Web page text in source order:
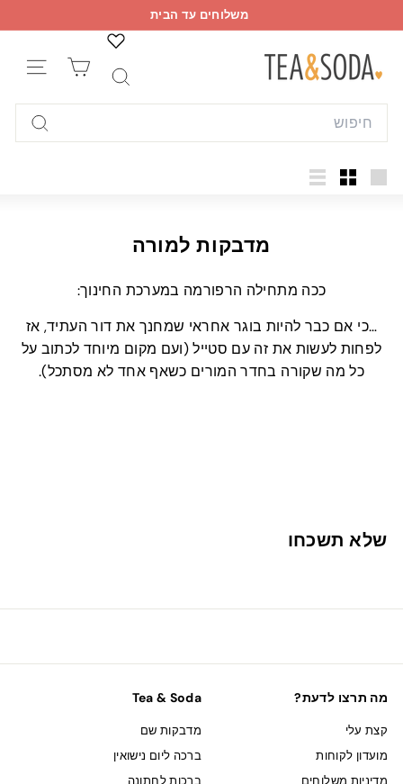
לתוכן
עצור
משלוחים עד הבית
a
t
a
p
e
r
חיפוש
ניווט
חיפוש
מדבקות למורה
ככה מתחילה הרפורמה במערכת החינוך:
…כי אם כבר להיות בוגר אחראי שמחנך את דור העתיד, אז
לפחות לעשות את זה עם סטייל (ועם מקום מיוחד לכתוב על
כל מה שקורה בחדר המורים כשאף אחד לא מסתכל).
שלא תשכחו
מה תרצו לדעת?
קצת עלי
מועדון לקוחות
מדיניות משלוחים
Tea & Soda
מדבקות שם
ברכה ליום נישואין
ברכות לחתונה